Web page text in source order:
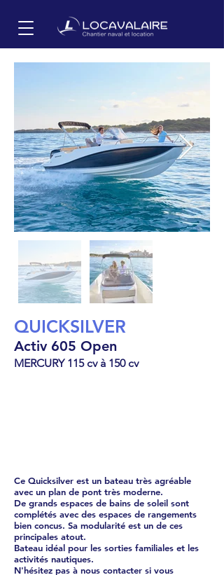
QUICKSILVER
Activ 605 Open
MERCURY 115 cv à 150 cv
Ce Quicksilver est un bateau très agréable
avec un plan de pont très moderne.
De grands espaces de bains de soleil sont
complétés avec des espaces de rangements
bien concus. Sa modularité est un de ces
principales atout.
Bateau idéal pour les sorties familiales et les
activités nautiques.
N'hésitez pas à nous contacter si vous